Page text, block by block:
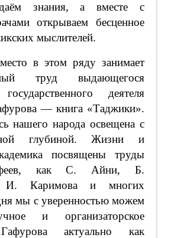
знания, а вместе с
открываем бесценное
мыслителей.
в этом ряду занимает
труд выдающегося
деятеля
— книга «Таджики».
нашего народа освещена с
глубиной. Жизни и
посвящены труды
как С. Айни, Б.
И. Каримова и многих
мы с уверенностью можем
и организаторское
актуально как